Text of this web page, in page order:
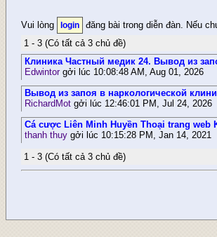
Vui lòng login đăng bài trong diễn đàn. Nếu
1 - 3 (Có tất cả 3 chủ đề)
Клиника Частный медик 24. Вывод из
Edwintorgởi lúc 10:08:48 AM, Aug 01, 2026
Вывод из запоя в наркологической
RichardMot gởi lúc 12:46:01 PM, Jul 24, 2026
Cá cược Liên Minh Huyền Thoại trang web
thanh thuy gởi lúc 10:15:28 PM, Jan 14, 2021
1 - 3 (Có tất cả 3 chủ đề)